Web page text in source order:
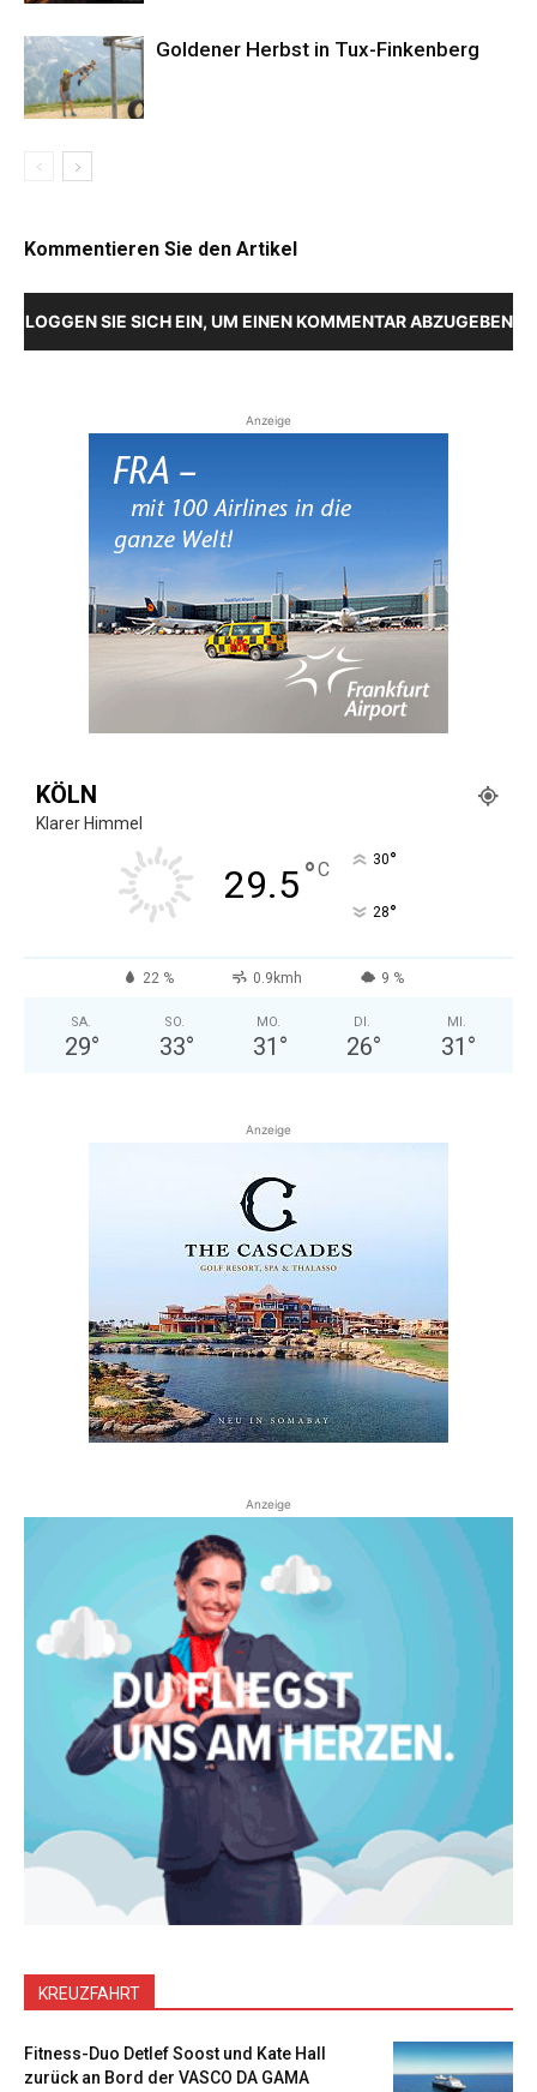
Goldener Herbst in Tux-Finkenberg
Kommentieren Sie den Artikel
LOGGEN SIE SICH EIN, UM EINEN KOMMENTAR ABZUGEBEN
Anzeige
KÖLN
Klarer Himmel
29.5°C 30°
28°
22 % 0.9kmh 9 %
SA.
29°
SO.
33°
MO.
31 °
DI.
26°
MI.
31 °
Anzeige
Anzeige
KREUZFAHRT
Fitness-Duo Detlef Soost und Kate Hall
zurück an Bord der VASCO DA GAMA